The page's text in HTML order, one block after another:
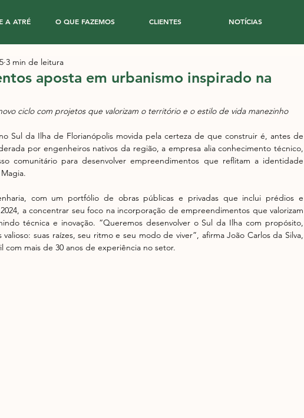
A ATRÉ O QUE FAZEMOS CLIENTES NOTÍCIAS
aposta em urbanismo inspirado na
3 min de leitura
ciclo com projetos que valorizam o território e o estilo de vida manezinho
Sul da Ilha de Florianópolis movida pela certeza de que construir é, antes de
por engenheiros nativos da região, a empresa alia conhecimento técnico,
comunitário para desenvolver empreendimentos que reflitam a identidade
com um portfólio de obras públicas e privadas que inclui prédios e
a concentrar seu foco na incorporação de empreendimentos que valorizam
técnica e inovação. “Queremos desenvolver o Sul da Ilha com propósito,
suas raízes, seu ritmo e seu modo de viver”, afirma João Carlos da Silva,
mais de 30 anos de experiência no setor.